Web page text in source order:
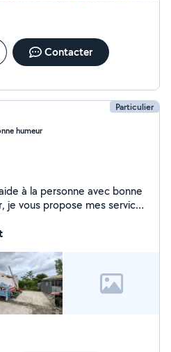
Contacter
Particulier
humeur
à la personne avec bonne
vous propose mes services
livraisons, le jardinage,
soins et massages